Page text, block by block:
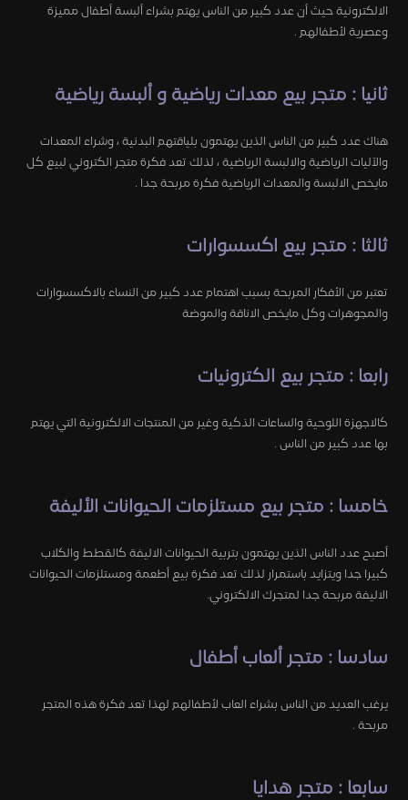
الالكترونية حيث أن عدد كبير من الناس يهتم بشراء ألبسة أطفال مميزة
وعصرية لأطفالهم .
ثانيا : متجر بيع معدات رياضية و ألبسة رياضية
هناك عدد كبير من الناس الذين يهتمون بلياقتهم البدنية ، وشراء المعدات
والآليات الرياضية والالبسة الرياضية ، لذلك تعد فكرة متجر الكتروني لبيع كل
مايخص الالبسة والمعدات الرياضية فكرة مربحة جدا .
ثالثا : متجر بيع اكسسوارات
تعتبر من الأفكار المربحة بسبب اهتمام عدد كبير من النساء بالاكسسوارات
والمجوهرات وكل مايخص الاناقة والموضة
رابعا : متجر بيع الكترونيات
كالاجهزة اللوحية والساعات الذكية وغير من المنتجات الالكترونية التي يهتم
بها عدد كبير من الناس .
خامسا : متجر بيع مستلزمات الحيوانات الأليفة
أصبح عدد الناس الذين يهتمون بتربية الحيوانات الاليفة كالقطط والكلاب
كبيرا جدا ويتزايد باستمرار لذلك تعد فكرة بيع أطعمة ومستلزمات الحيوانات
الاليفة مربحة جدا لمتجرك الالكتروني.
سادسا : متجر ألعاب أطفال
يرغب العديد من الناس بشراء العاب لأطفالهم لهذا تعد فكرة هذه المتجر
مربحة .
سابعا : متجر هدايا